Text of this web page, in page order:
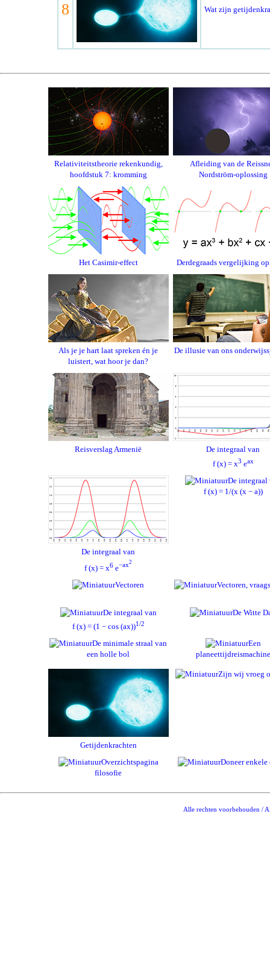
8 Wat zijn
Relativiteitstheorie rekenkundig,
hoofdstuk 7: kromming
Afleiding van de
Nordström-oplossing
Het Casimir-effect Derdegraads vergelijking
Als je je hart laat spreken én je
luistert, wat hoor je dan?
De illusie van ons
Reisverslag Armenië
De integraal van
f (x) = x3 eax
De integraal van
f (x) = x6 e−ax2
De integraal
f (x) = 1/(x (x − a))
Vectoren Vectoren,
De integraal van
f (x) = (1 − cos (ax))1/2
De Witte
De minimale straal van
een holle bol
Een
planeettijdreismachine
Getijdenkrachten
Zijn wij vroeg
Overzichtspagina
filosofie
Doneer enkele
Alle rechten voorbehouden /